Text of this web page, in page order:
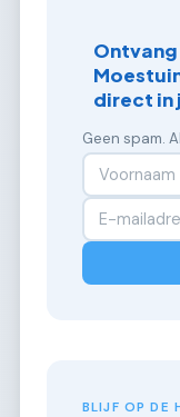
direct in
Geen spam.
BLIJF OP DE